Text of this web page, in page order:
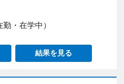
・在学中）
結果を見る